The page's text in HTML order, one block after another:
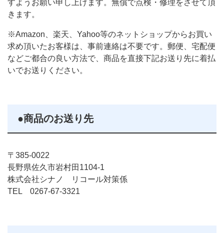
すようお願い申し上げます。無償で点検・修理をさせて頂
きます。
※Amazon、楽天、Yahoo等のネットショップからお買い
求め頂いたお客様は、事前連絡は不要です。郵便、宅配便
などご都合の良い方法で、商品を直接下記お送り先に着払
いでお送りください。
●商品のお送り先
〒385-0022
長野県佐久市岩村田1104-1
株式会社シナノ リコール対策係
TEL 0267-67-3321